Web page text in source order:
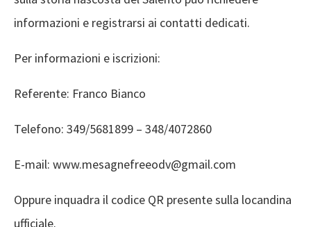
informazioni e registrarsi ai contatti dedicati.
Per informazioni e iscrizioni:
Referente: Franco Bianco
Telefono: 349/5681899 – 348/4072860
E-mail: www.mesagnefreeodv@gmail.com
Oppure inquadra il codice QR presente sulla locandina
ufficiale.